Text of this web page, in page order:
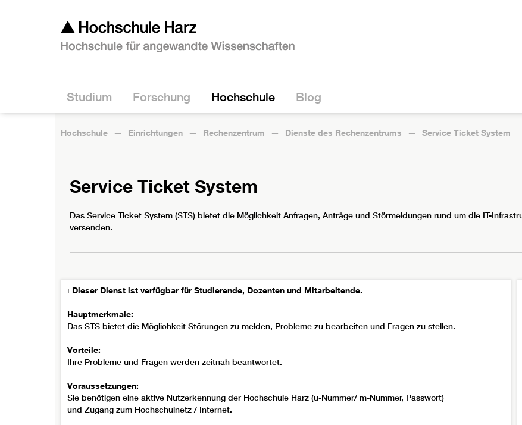
Studium Forschung Hochschule Blog
Hochschule Einrichtungen Rechenzentrum Dienste des Rechenzentrums Service Ticket System
Service Ticket System
Das Service Ticket System (STS) bietet die Möglichkeit Anfragen, Anträge und Störmeldungen rund um die IT-
versenden.
ℹ️ Dieser Dienst ist verfügbar für Studierende, Dozenten und Mitarbeitende.
Hauptmerkmale:
Das STS bietet die Möglichkeit Störungen zu melden, Probleme zu bearbeiten und Fragen zu stellen.
Vorteile:
Ihre Probleme und Fragen werden zeitnah beantwortet.
Voraussetzungen:
Sie benötigen eine aktive Nutzerkennung der Hochschule Harz (u-Nummer/ m-Nummer, Passwort)
und Zugang zum Hochschulnetz / Internet.